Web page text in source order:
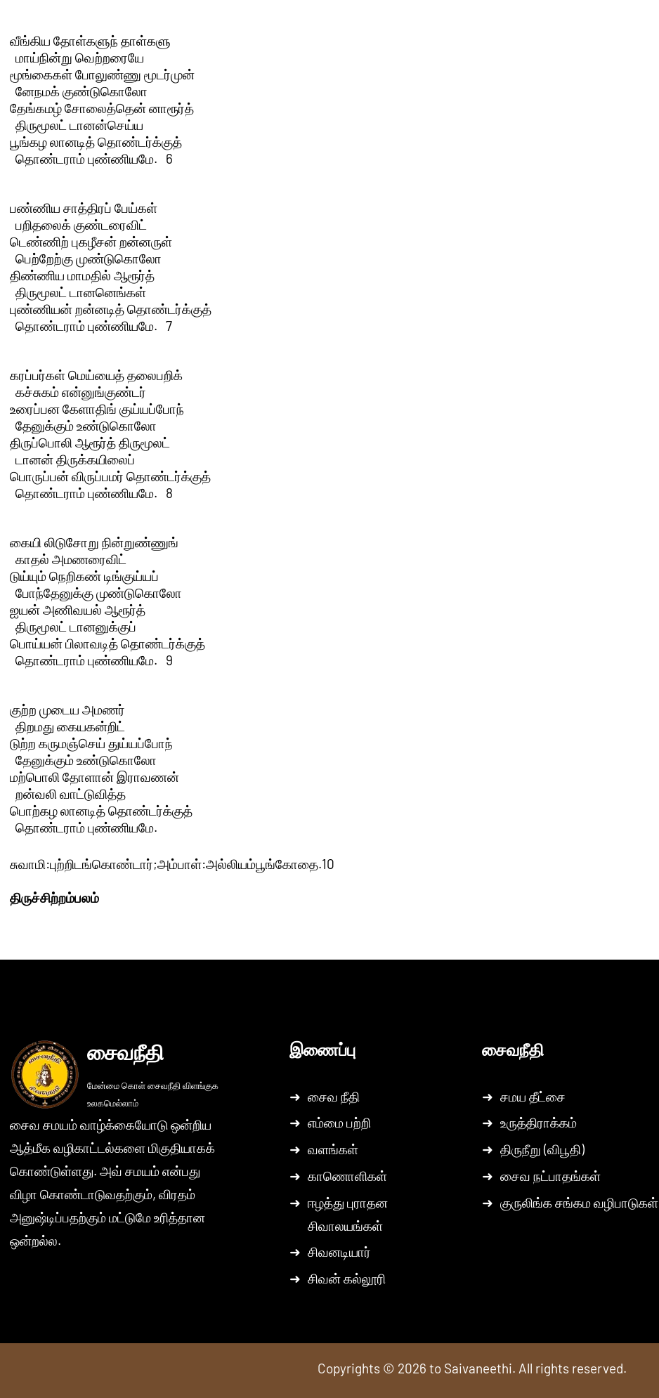
வீங்கிய தோள்களுந் தாள்களு
  மாய்நின்று வெற்றரையே
மூங்கைகள் போலுண்ணு மூடர்முன்
  னேநமக் குண்டுகொலோ
தேங்கமழ் சோலைத்தென் னாரூர்த்
  திருமூலட் டானன்செய்ய
பூங்கழ லானடித் தொண்டர்க்குத்
  தொண்டராம் புண்ணியமே.   6
பண்ணிய சாத்திரப் பேய்கள்
  பறிதலைக் குண்டரைவிட்
டெண்ணிற் புகழீசன் றன்னருள்
  பெற்றேற்கு முண்டுகொலோ
திண்ணிய மாமதில் ஆரூர்த்
  திருமூலட் டானனெங்கள்
புண்ணியன் றன்னடித் தொண்டர்க்குத்
  தொண்டராம் புண்ணியமே.   7
கரப்பர்கள் மெய்யைத் தலைபறிக்
  கச்சுகம் என்னுங்குண்டர்
உரைப்பன கேளாதிங் குய்யப்போந்
  தேனுக்கும் உண்டுகொலோ
திருப்பொலி ஆரூர்த் திருமூலட்
  டானன் திருக்கயிலைப்
பொருப்பன் விருப்பமர் தொண்டர்க்குத்
  தொண்டராம் புண்ணியமே.   8
கையி லிடுசோறு நின்றுண்ணுங்
  காதல் அமணரைவிட்
டுய்யும் நெறிகண் டிங்குய்யப்
  போந்தேனுக்கு முண்டுகொலோ
ஐயன் அணிவயல் ஆரூர்த்
  திருமூலட் டானனுக்குப்
பொய்யன் பிலாவடித் தொண்டர்க்குத்
  தொண்டராம் புண்ணியமே.   9
குற்ற முடைய அமணர்
  திறமது கையகன்றிட்
டுற்ற கருமஞ்செய் துய்யப்போந்
  தேனுக்கும் உண்டுகொலோ
மற்பொலி தோளான் இராவணன்
  றன்வலி வாட்டுவித்த
பொற்கழ லானடித் தொண்டர்க்குத்
  தொண்டராம் புண்ணியமே.
சுவாமி:புற்றிடங்கொண்டார்;அம்பாள்:அல்லியம்பூங்கோதை.10
திருச்சிற்றம்பலம்
சைவநீதி
மேன்மை கொள் சைவநீதி விளங்குக
உலகமெல்லாம்
சைவ சமயம் வாழ்க்கையோடு ஒன்றிய
ஆத்மீக வழிகாட்டல்களை மிகுதியாகக்
கொண்டுள்ளது. அவ் சமயம் என்பது
விழா கொண்டாடுவதற்கும், விரதம்
அனுஷ்டிப்பதற்கும் மட்டுமே உரித்தான
ஒன்றல்ல.
இணைப்பு
➜ சைவ நீதி
➜ எம்மை பற்றி
➜ வளங்கள்
➜ காணொளிகள்
➜ ஈழத்து புராதன
சிவாலயங்கள்
➜ சிவனடியார்
➜ சிவன் கல்லூரி
சைவநீதி
➜ சமய தீட்சை
➜ உருத்திராக்கம்
➜ திருநீறு (விபூதி)
➜ சைவ நட்பாதங்கள்
➜ குருலிங்க சங்கம வழிபாடுகள்
Copyrights © 2026 to Saivaneethi. All rights reserved.